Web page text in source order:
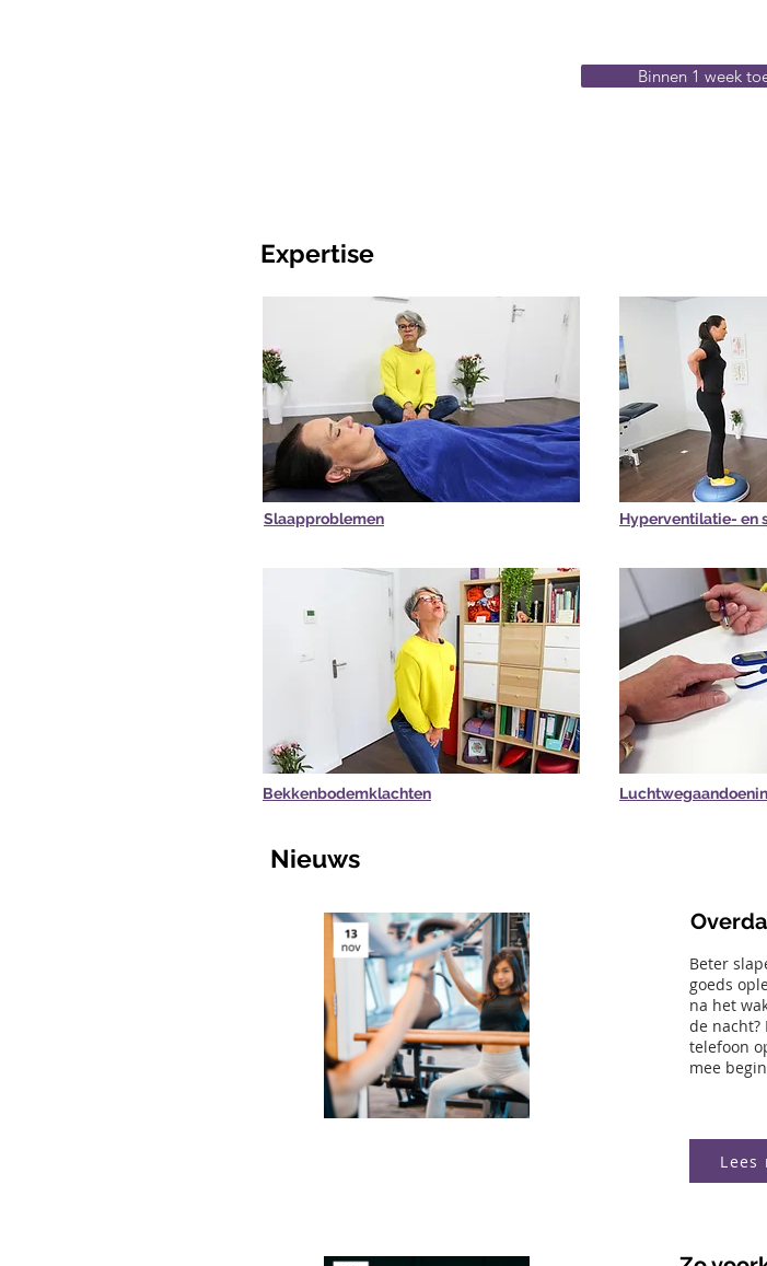
Expertise
Slaapproblemen Hyperventilatie- en
Binnen 1 week
Bekkenbodemklachten
Nieuws
Beter
goeds
na het
de nacht?
telefoon
mee
Lees